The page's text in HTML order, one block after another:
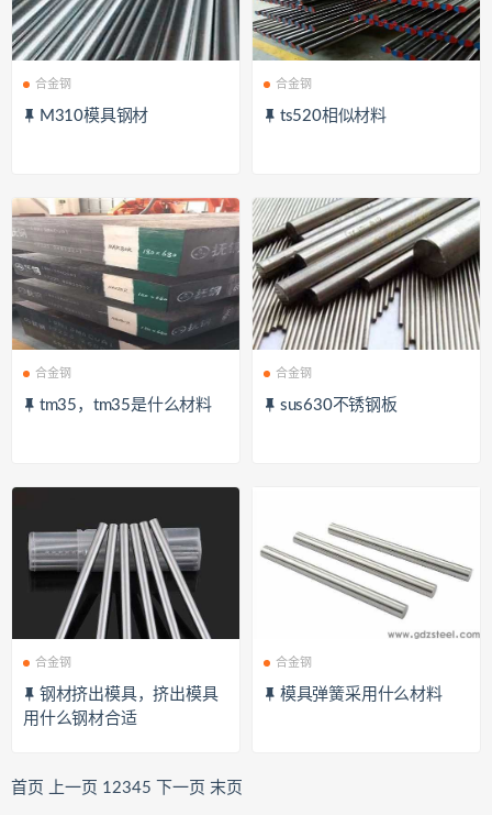
合金钢
M310模具钢材
合金钢
ts520相似材料
合金钢
tm35，tm35是什么材料
合金钢
sus630不锈钢板
合金钢
钢材挤出模具，挤出模具
用什么钢材合适
合金钢
模具弹簧采用什么材料
首页 上一页 12345 下一页 末页